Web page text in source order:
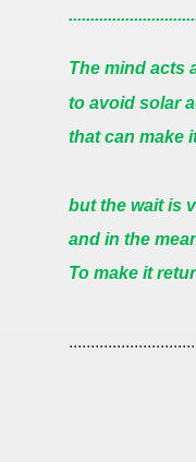
The mind acts
to avoid solar
that can make
but the wait is
and in the
To make it
15-8-2019
dell'Anima, bandito